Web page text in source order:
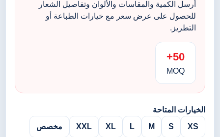
أرسل الكمية والمقاسات والألوان وتفاصيل الشعار
للحصول على عرض سعر مع خيارات الطباعة أو
التطريز.
50+
MOQ
الخيارات المتاحة
XS
S
M
L
XL
XXL مخصص